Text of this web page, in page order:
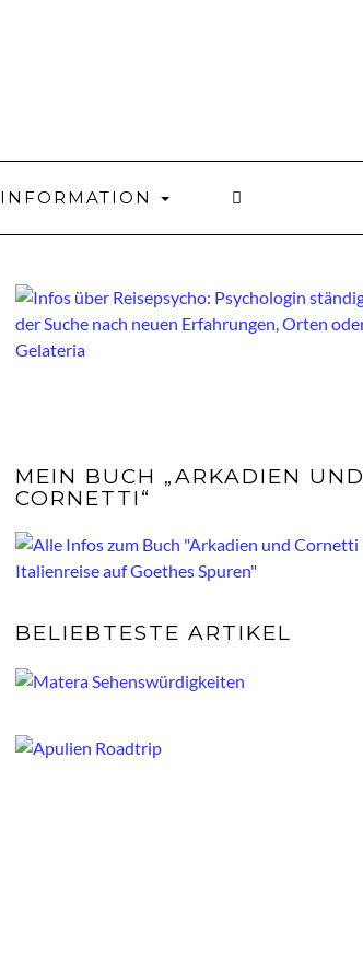
INFORMATION
MEIN BUCH „ARKADIEN UND
CORNETTI“
BELIEBTESTE ARTIKEL